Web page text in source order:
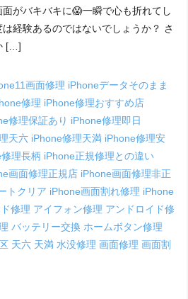
がバキバキに😱一瞬で心も折れてし
経験あるのではないでしょうか？ さ
[…]
画面修理 iPhoneデータそのまま
修理 iPhone修理おすすめ店
修理保証あり iPhone修理即日
天六 iPhone修理天満 iPhone修理安
理長柄 iPhone正規修理との違い
画面修理正規店 iPhone画面修理非正
トクリア iPhone画面割れ修理 iPhone
修理 アイフォン修理 アンドロイド修
バッテリー交換 ホームボタン修理
天六 天満 水没修理画面修理画面割